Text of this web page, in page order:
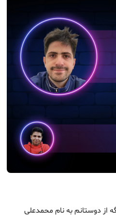
از دوستانم به نام محمدعلی